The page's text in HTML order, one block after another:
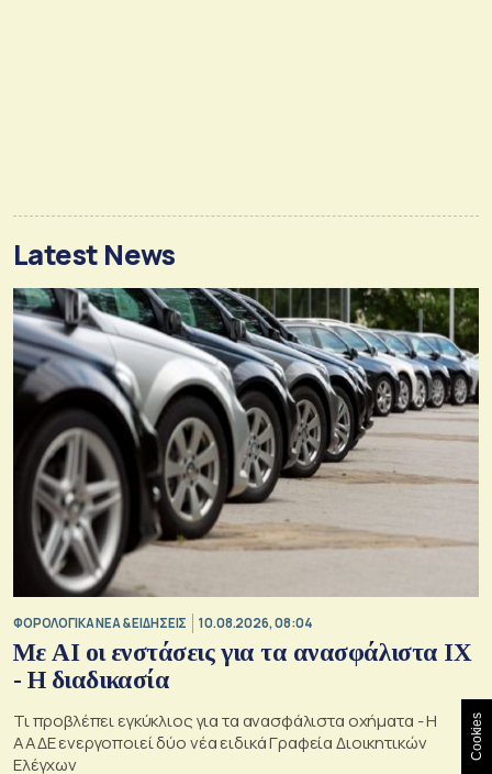
Latest News
ΦΟΡΟΛΟΓΙΚΑ ΝΕΑ & EΙΔΗΣΕΙΣ 10.08.2026, 08:04
Με AI οι ενστάσεις για τα ανασφάλιστα ΙΧ
- Η διαδικασία
Τι προβλέπει εγκύκλιος για τα ανασφάλιστα οχήματα - Η
ΑΑΔΕ ενεργοποιεί δύο νέα ειδικά Γραφεία Διοικητικών
Ελέγχων
Cookies